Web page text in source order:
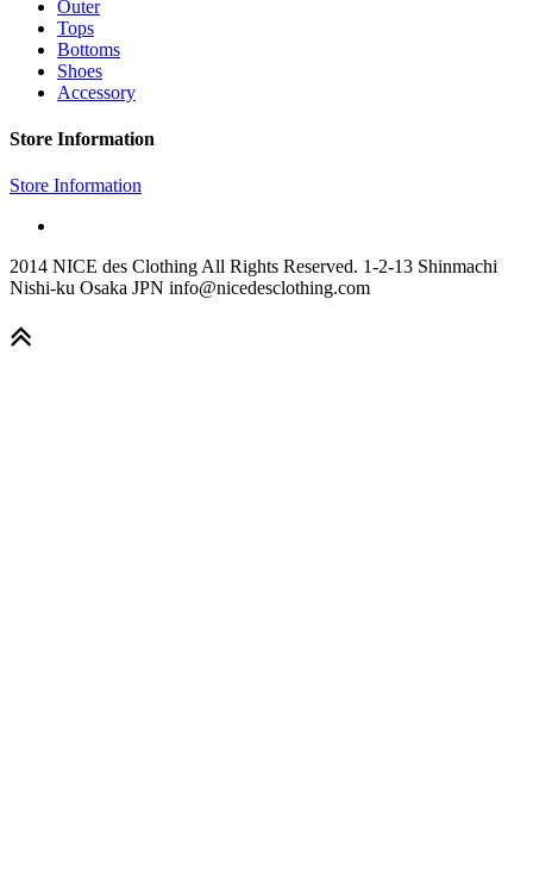
Outer
Tops
Bottoms
Shoes
Accessory
Store Information
Store Information
2014 NICE des Clothing All Rights Reserved. 1-2-13 Shinmachi
Nishi-ku Osaka JPN info@nicedesclothing.com